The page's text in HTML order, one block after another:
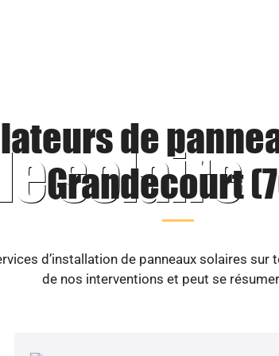
solaire
de
Grandecourt
d’installation de panneaux solaires
de nos interventions et peut se